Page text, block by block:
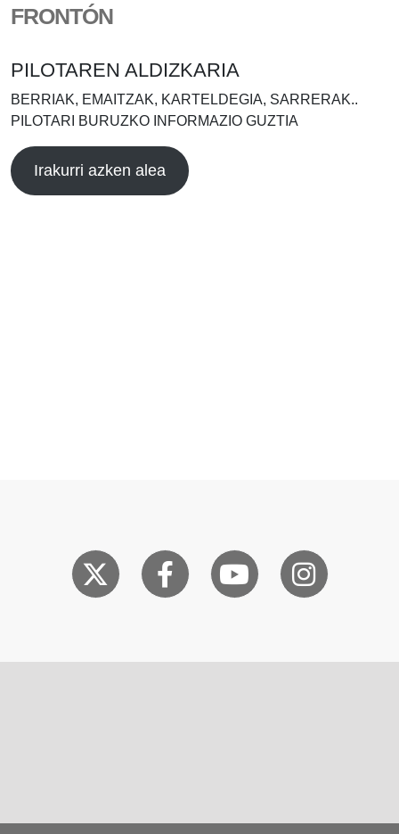
FRONTÓN
PILOTAREN ALDIZKARIA
BERRIAK, EMAITZAK, KARTELDEGIA, SARRERAK..
PILOTARI BURUZKO INFORMAZIO GUZTIA
Irakurri azken alea